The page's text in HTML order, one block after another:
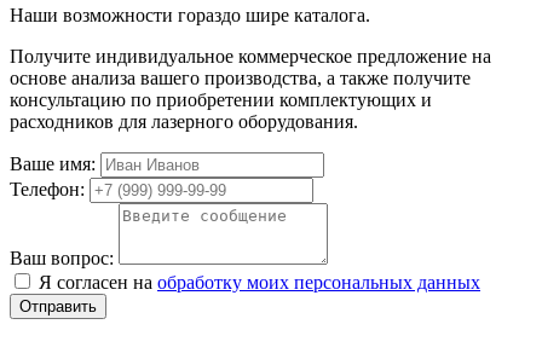
Наши возможности гораздо шире каталога.
Получите индивидуальное коммерческое предложение на
основе анализа вашего производства, а также получите
консультацию по приобретении комплектующих и
расходников для лазерного оборудования.
Ваше имя:
Телефон:
Ваш вопрос:
Я согласен на обработку моих персональных данных
Отправить